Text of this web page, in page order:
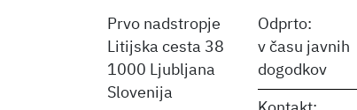
Prvo nadstropje
Litijska cesta 38
1000 Ljubljana
Slovenija
Odprto:
v času javnih
dogodkov